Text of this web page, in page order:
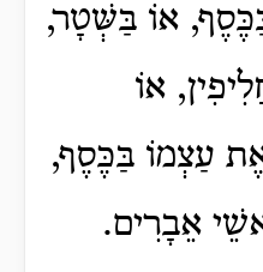
אוֹ בַּשְּׁטָר,
אוֹ
עַצְמוֹ בַּכֶּסֶף,
אֵבָרִים.